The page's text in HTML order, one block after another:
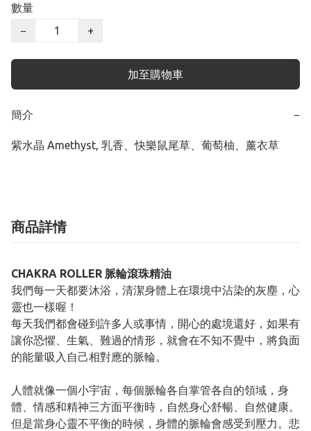
數量
−
+
加至購物車
簡介 −
紫水晶 Amethyst, 乳香、快樂鼠尾草、葡萄柚、薰衣草
商品詳情
CHAKRA ROLLER 脈輪滾珠精油
我們每一天都要沐浴，清潔身體上在環境中沾染的灰塵，心
靈也一樣喔！
每天我們都會碰到許多人或事情，開心的處境還好，如果有
讓你恐懼、生氣、難過的情形，就會在不知不覺中，將負面
的能量吸入自己相對應的脈輪。
人體就像一個小宇宙，每個脈輪各自掌管各自的領域，身
體、情感和精神三方面平衡時，自然身心舒暢、自然健康。
但是當身心靈不平衡的時候，身體的脈輪會感受到壓力。悲